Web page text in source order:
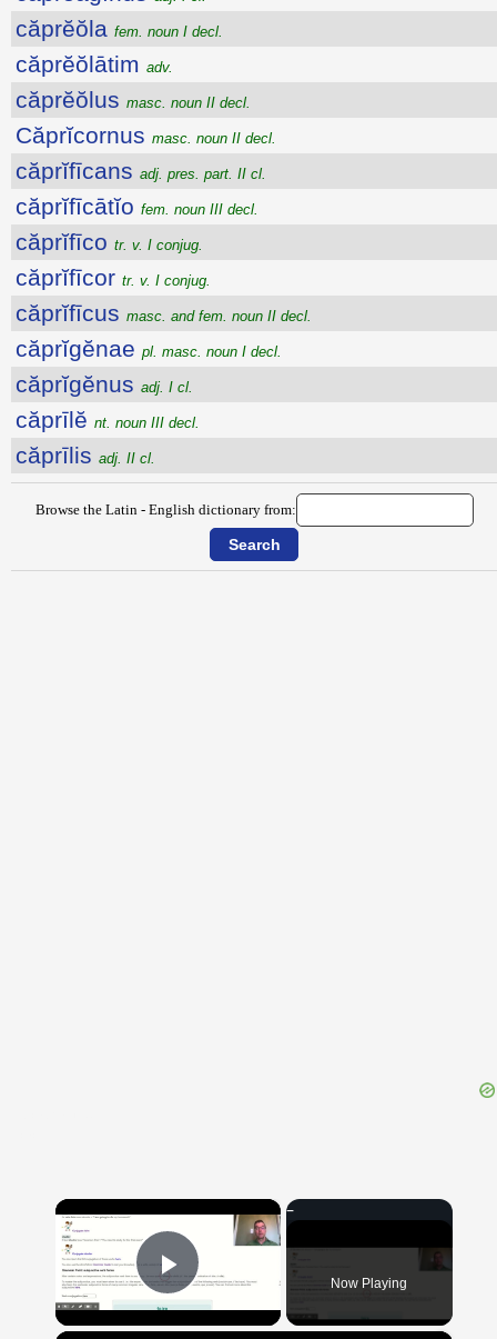
căprĕŏla fem. noun I decl.
căprĕŏlātim adv.
căprĕŏlus masc. noun II decl.
Căprĭcornus masc. noun II decl.
căprĭfīcans adj. pres. part. II cl.
căprĭfīcātĭo fem. noun III decl.
căprĭfīco tr. v. I conjug.
căprĭfīcor tr. v. I conjug.
căprĭfīcus masc. and fem. noun II decl.
căprĭgĕnae pl. masc. noun I decl.
căprĭgĕnus adj. I cl.
căprīlĕ nt. noun III decl.
căprīlis adj. II cl.
Browse the Latin - English dictionary from:
×
Play Video Now Playing